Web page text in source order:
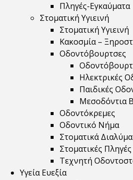
Πληγές-Εγκαύματα
Στοματική Υγιεινή
Στοματική Υγιεινή
Κακοσμία –
Οδοντόβουρτσες
Ηλεκτρικές
Παιδικές
Μεσοδόντια
Οδοντόκρεμες
Οδοντικό Νήμα
Στοματικά
Στοματικές
Τεχνητή
Υγεία Ευεξία